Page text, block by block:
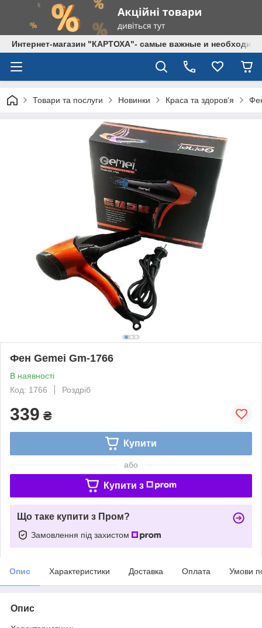
Интернет-магазин "КАРТОХА"- самые важные и
Товари та послуги Новинки Краса та здоров'я
Фен Gemei Gm-1766
В наявності
Код: 1766
Роздріб
339 ₴
Купити
або
Купити з
Що таке купити з Пром?
Замовлення під захистом
Опис Характеристики Доставка Оплата Умови
Опис